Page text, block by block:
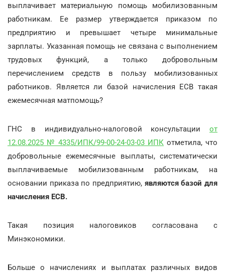
выплачивает материальную помощь мобилизованным
работникам. Ее размер утверждается приказом по
предприятию и превышает четыре минимальные
зарплаты. Указанная помощь не связана с выполнением
трудовых функций, а только добровольным
перечислением средств в пользу мобилизованных
работников. Является ли базой начисления ЕСВ такая
ежемесячная матпомощь?
ГНС в индивидуально-налоговой консультации от
12.08.2025 № 4335/ИПК/99-00-24-03-03 ИПК отметила, что
добровольные ежемесячные выплаты, систематически
выплачиваемые мобилизованным работникам, на
основании приказа по предприятию, являются базой для
начисления ЕСВ.
Такая позиция налоговиков согласована с
Минэкономики.
Больше о начислениях и выплатах различных видов